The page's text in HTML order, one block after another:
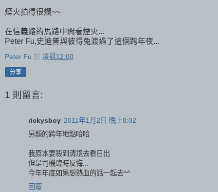
煙火拍得很爛~~
在信義路的馬路中間看煙火...
Peter Fu,史迪普與彼得兔渡過了這個跨年夜...
Peter Fu 於 凌晨12:00
分享
1 則留言:
rickysboy 2011年1月2日 晚上8:02
另類的跨年地點哈哈
我原本要殺到清境去看日出
但是司機臨時反悔...
今年年底如果想熱血的話一起去^^
回覆